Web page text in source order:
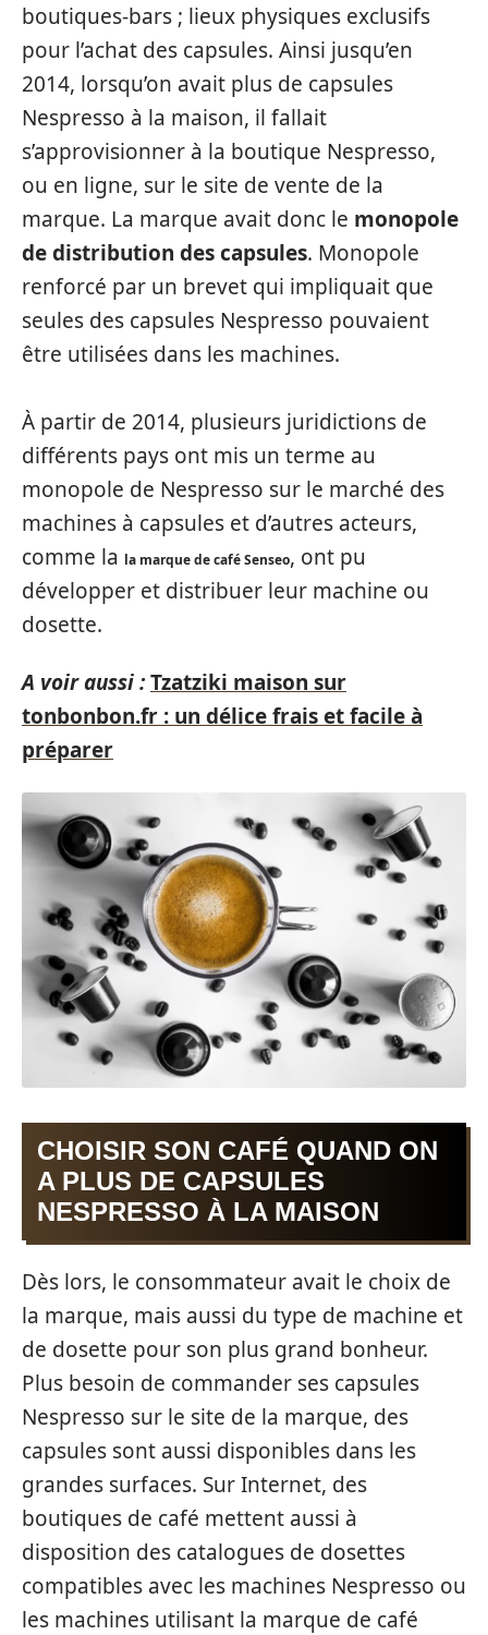
boutiques-bars ; lieux physiques exclusifs
pour l’achat des capsules. Ainsi jusqu’en
2014, lorsqu’on avait plus de capsules
Nespresso à la maison, il fallait
s’approvisionner à la boutique Nespresso,
ou en ligne, sur le site de vente de la
marque. La marque avait donc le monopole
de distribution des capsules. Monopole
renforcé par un brevet qui impliquait que
seules des capsules Nespresso pouvaient
être utilisées dans les machines.
À partir de 2014, plusieurs juridictions de
différents pays ont mis un terme au
monopole de Nespresso sur le marché des
machines à capsules et d’autres acteurs,
comme la la marque de café Senseo, ont pu
développer et distribuer leur machine ou
dosette.
A voir aussi :Tzatziki maison sur
tonbonbon.fr : un délice frais et facile à
préparer
CHOISIR SON CAFÉ QUAND ON
A PLUS DE CAPSULES
NESPRESSO À LA MAISON
Dès lors, le consommateur avait le choix de
la marque, mais aussi du type de machine et
de dosette pour son plus grand bonheur.
Plus besoin de commander ses capsules
Nespresso sur le site de la marque, des
capsules sont aussi disponibles dans les
grandes surfaces. Sur Internet, des
boutiques de café mettent aussi à
disposition des catalogues de dosettes
compatibles avec les machines Nespresso ou
les machines utilisant la marque de café